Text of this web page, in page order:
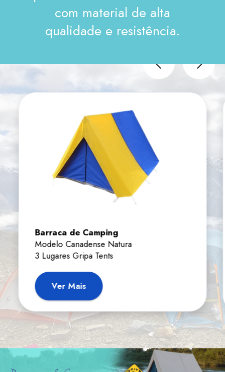
com material de alta
qualidade e resistência.
Barraca de Camping
Modelo Canadense Natura
3 Lugares Gripa Tents
Ver Mais
PreviousNext